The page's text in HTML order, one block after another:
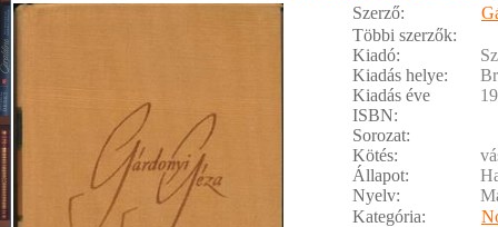
Szerző:
Többi szerzők:
Kiadó:
Kiadás helye:
Kiadás éve
ISBN:
Sorozat:
Kötés:
Állapot:
Nyelv:
Kategória: